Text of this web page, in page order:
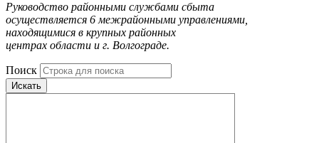
Руководство районными службами сбыта
осуществляется 6 межрайонными управлениями,
находящимися в крупных районных
центрах области и г. Волгограде.
Поиск
Искать